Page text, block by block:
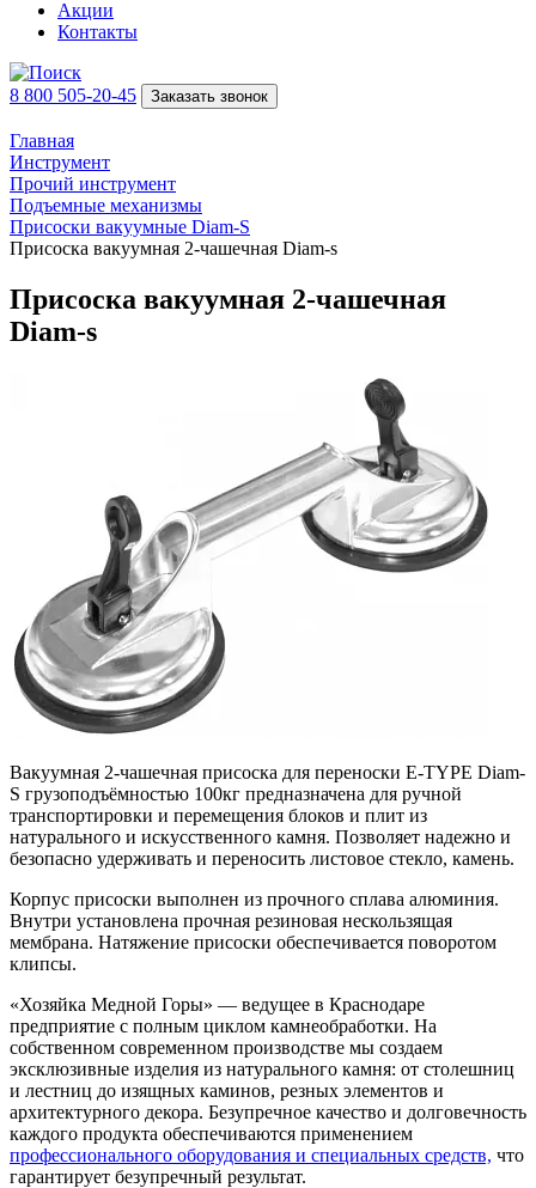
Акции
Контакты
8 800 505-20-45 Заказать звонок
Главная
Инструмент
Прочий инструмент
Подъeмные механизмы
Присоски вакуумные Diam-S
Присоска вакуумная 2-чашечная Diam-s
Присоска вакуумная 2-чашечная
Diam-s
Вакуумная 2-чашечная присоска для переноски E-TYPE Diam-
S грузоподъёмностью 100кг предназначена для ручной
транспортировки и перемещения блоков и плит из
натурального и искусственного камня. Позволяет надежно и
безопасно удерживать и переносить листовое стекло, камень.
Корпус присоски выполнен из прочного сплава алюминия.
Внутри установлена прочная резиновая нескользящая
мембрана. Натяжение присоски обеспечивается поворотом
клипсы.
«Хозяйка Медной Горы» — ведущее в Краснодаре
предприятие с полным циклом камнеобработки. На
собственном современном производстве мы создаем
эксклюзивные изделия из натурального камня: от столешниц
и лестниц до изящных каминов, резных элементов и
архитектурного декора. Безупречное качество и долговечность
каждого продукта обеспечиваются применением
профессионального оборудования и специальных средств, что
гарантирует безупречный результат.